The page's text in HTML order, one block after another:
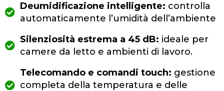
Deumidificazione intelligente: controlla
automaticamente l’umidità dell’ambiente
Silenziosità estrema a 45 dB: ideale per
camere da letto e ambienti di lavoro.
Telecomando e comandi touch: gestione
completa della temperatura e delle